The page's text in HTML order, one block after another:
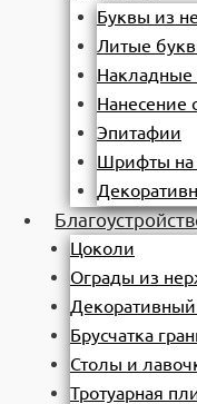
Буквы из
Литые
Накладные
Нанесение
Эпитафии
Шрифты на
Цоколи
Ограды из
Брусчатка
Столы и
Тротуарная